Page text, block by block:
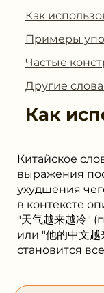
Как
Примеры
Частые
Другие
Как
Китайское
выражения
ухудшения
в контексте
"天气越来越冷"
или "他的中文
становится